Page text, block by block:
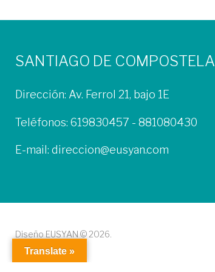
SANTIAGO DE COMPOSTELA
Dirección: Av. Ferrol 21, bajo 1E
Teléfonos: 619830457 - 881080430
E-mail: direccion@eusyan.com
Diseño EUSYAN © 2026.
Translate »